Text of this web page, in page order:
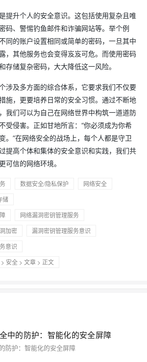
提升个人的安全意识。这包括使用复杂且唯
码、警惕钓鱼邮件和诈骗网站等。举个例
同的账户设置相同或简单的密码，一旦其中
，其他服务也会变得岌岌可危。而使用密码
存储复杂密码，大大降低这一风险。
涉及多方面的综合体系，它要求我们不仅要
施，更要培养日常的安全习惯。通过不断地
我们可以为自己在网络世界中构筑一道道防
受侵害。正如甘地所言：“你必须成为你希
。”在网络安全的战场上，每个人都是守卫
提高个体和集体的安全意识和实践，我们共
可信的网络环境。
数据安全/隐私保护
网络安全
储
网络漏洞密钥管理服务
加密
漏洞密钥管理服务意识
意识
> 安全 > 文章 > 正文
中的防护：智能化的安全屏障
防护：智能化的安全屏障